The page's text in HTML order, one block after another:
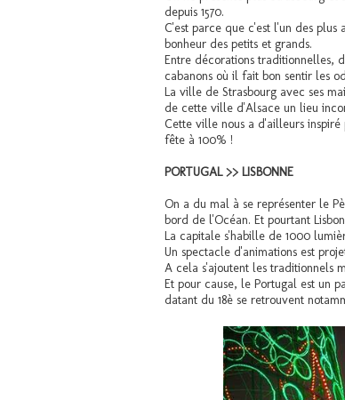
depuis 1570.
C'est parce que c'est l'un des
bonheur des petits et grands.
Entre décorations traditionnelles,
cabanons où il fait bon sentir les
La ville de Strasbourg avec ses
de cette ville d'Alsace un lieu
Cette ville nous a d'ailleurs
fête à 100% !
PORTUGAL >> LISBONNE
On a du mal à se représenter le
bord de l'Océan. Et pourtant
La capitale s'habille de 1000
Un spectacle d'animations est
A cela s'ajoutent les traditionnels
Et pour cause, le Portugal est un
datant du 18è se retrouvent